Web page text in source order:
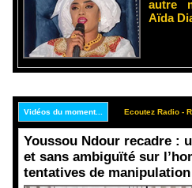
autre
Aïda
Vidéos du moment... Ecoutez Radio -
Youssou Ndour recadre :
et sans ambiguïté sur
tentatives de